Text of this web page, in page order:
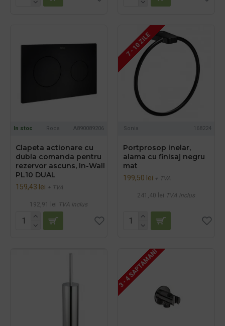
In stoc Roca A890089206
Clapeta actionare cu
dubla comanda pentru
rezervor ascuns, In-Wall
PL10 DUAL
159,43 lei + TVA
192,91 lei TVA inclus
7 - 10 ZILE
Sonia 168224
Portprosop inelar,
alama cu finisaj negru
mat
199,50 lei + TVA
241,40 lei TVA inclus
3 - 4 SAPTAMANI